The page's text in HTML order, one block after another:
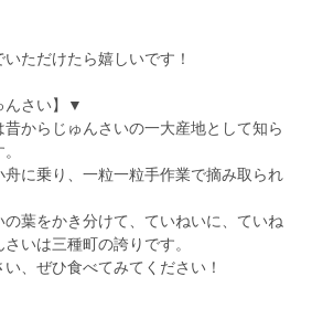
ただけたら嬉しいです！
んさい】▼
からじゅんさいの一大産地として知ら
に乗り、一粒一粒手作業で摘み取られ
葉をかき分けて、ていねいに、ていね
いは三種町の誇りです。
、ぜひ食べてみてください！